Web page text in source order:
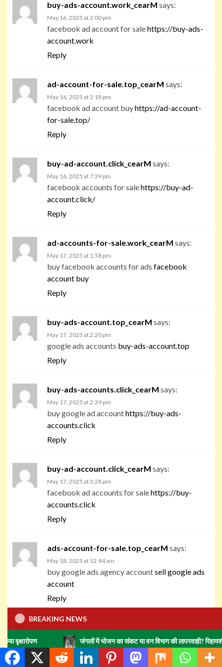
buy-ads-account.work_cearM says:
May 16, 2025 at 2:00 pm
facebook ad account for salehttps://buy-ads-
account.work
Reply
ad-account-for-sale.top_cearM says:
May 16, 2025 at 2:18 pm
facebook ad account buyhttps://ad-account-
for-sale.top/
Reply
buy-ad-account.click_cearM says:
May 16, 2025 at 7:39 pm
facebook accounts for salehttps://buy-ad-
account.click/
Reply
ad-accounts-for-sale.work_cearM says:
May 17, 2025 at 1:58 pm
buy facebook accounts for ads facebook
account buy
Reply
buy-ads-account.top_cearM says:
May 17, 2025 at 2:20 pm
google ads accounts buy-ads-account.top
Reply
buy-ads-accounts.click_cearM says:
May 17, 2025 at 2:39 pm
buy google ad accounthttps://buy-ads-
accounts.click
Reply
buy-ad-account.click_cearM says:
May 17, 2025 at 3:28 pm
facebook ad accounts for salehttps://buy-
accounts.click
Reply
ads-account-for-sale.top_cearM says:
May 18, 2025 at 12:44 am
buy google ads agency accountsell google ads
account
Reply
May 18, 2025 at 12:47 am
google ads accountshttps://ads-account-
buy.work/
BREAKING NEWS
जंगलों में भोजन का संकट या वन विभाग की लापरवाही? रिहायशी इलाकों में